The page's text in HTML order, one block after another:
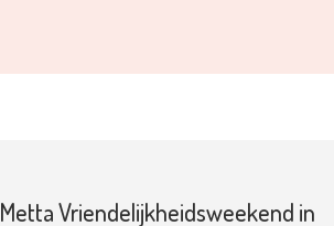
Metta Vriendelijkheidsweekend in